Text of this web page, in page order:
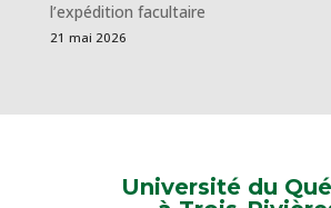
l’expédition facultaire
21 mai 2026
Université du